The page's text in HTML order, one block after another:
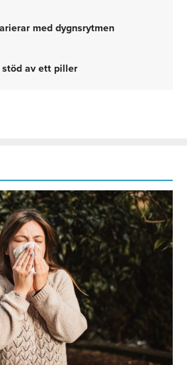
med dygnsrytmen
stöd av ett piller